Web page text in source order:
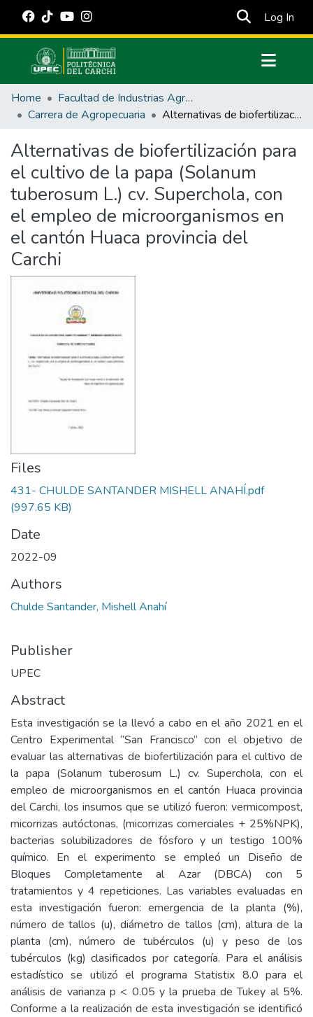
Log In
Communities & Collections
All of DSpace
Estadísticas Externas
Manuales
Home
Facultad de Industrias Agropecuarias y Ciencias Ambientales
Carrera de Agropecuaria
Alternativas de biofertilización para el cultivo de la papa (Solanum tuberosum L.) cv. Superchola, con el empleo de microorganismos en el cantón Huaca provincia del Carchi
Alternativas de biofertilización para
el cultivo de la papa (Solanum
tuberosum L.) cv. Superchola, con
el empleo de microorganismos en
el cantón Huaca provincia del
Carchi
Files
431- CHULDE SANTANDER MISHELL ANAHÍ.pdf
(997.65 KB)
Date
2022-09
Authors
Chulde Santander, Mishell Anahí
Publisher
UPEC
Abstract
Esta investigación se la llevó a cabo en el año 2021 en el
Centro Experimental “San Francisco” con el objetivo de
evaluar las alternativas de biofertilización para el cultivo de
la papa (Solanum tuberosum L.) cv. Superchola, con el
empleo de microorganismos en el cantón Huaca provincia
del Carchi, los insumos que se utilizó fueron: vermicompost,
micorrizas autóctonas, (micorrizas comerciales + 25%NPK),
bacterias solubilizadores de fósforo y un testigo 100%
químico. En el experimento se empleó un Diseño de
Bloques Completamente al Azar (DBCA) con 5
tratamientos y 4 repeticiones. Las variables evaluadas en
esta investigación fueron: emergencia de la planta (%),
número de tallos (u), diámetro de tallos (cm), altura de la
planta (cm), número de tubérculos (u) y peso de los
tubérculos (kg) clasificados por categoría. Para el análisis
estadístico se utilizó el programa Statistix 8.0 para el
análisis de varianza p < 0.05 y la prueba de Tukey al 5%.
Conforme a la realización de esta investigación se identificó